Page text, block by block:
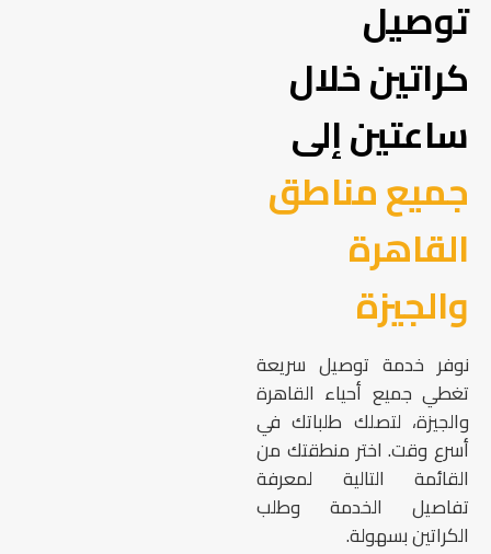
توصيل
كراتين خلال
ساعتين إلى
جميع مناطق
القاهرة
والجيزة
نوفر خدمة توصيل سريعة
تغطي جميع أحياء القاهرة
والجيزة، لتصلك طلباتك في
أسرع وقت. اختر منطقتك من
القائمة التالية لمعرفة
تفاصيل الخدمة وطلب
الكراتين بسهولة.